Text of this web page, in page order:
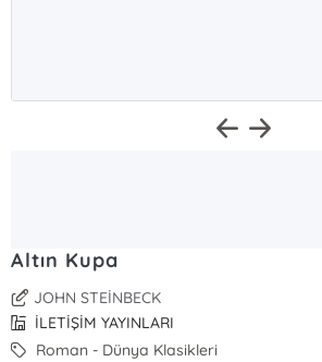
Altın Kupa
JOHN STEİNBECK
İLETİŞİM YAYINLARI
Roman - Dünya Klasikleri